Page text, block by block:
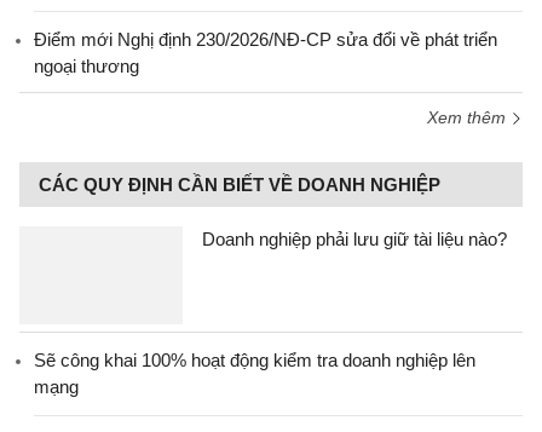
Điểm mới Nghị định 230/2026/NĐ-CP sửa đổi về phát triển
ngoại thương
Xem thêm
CÁC QUY ĐỊNH CẦN BIẾT VỀ DOANH NGHIỆP
Doanh nghiệp phải lưu giữ tài liệu nào?
Sẽ công khai 100% hoạt động kiểm tra doanh nghiệp lên
mạng